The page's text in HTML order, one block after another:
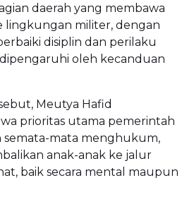
daerah yang membawa
lingkungan militer, dengan
disiplin dan perilaku
oleh kecanduan
Meutya Hafid
prioritas utama pemerintah
semata-mata menghukum,
anak-anak ke jalur
baik secara mental maupun